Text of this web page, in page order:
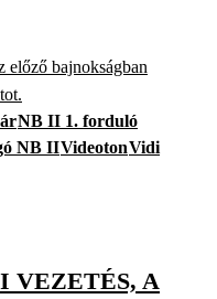
előző bajnokságban
NB II 1. forduló
NB IIVideotonVidi
VEZETÉS, A